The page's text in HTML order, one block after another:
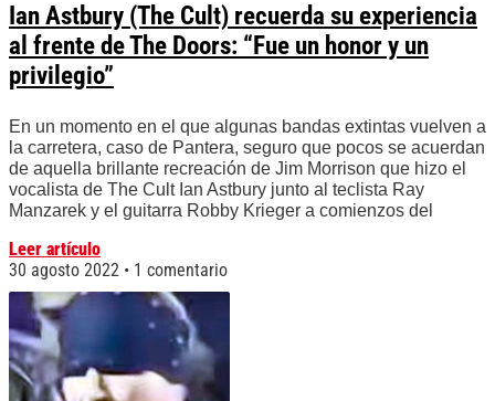
Ian Astbury (The Cult) recuerda su experiencia
al frente de The Doors: “Fue un honor y un
privilegio”
En un momento en el que algunas bandas extintas vuelven a
la carretera, caso de Pantera, seguro que pocos se acuerdan
de aquella brillante recreación de Jim Morrison que hizo el
vocalista de The Cult Ian Astbury junto al teclista Ray
Manzarek y el guitarra Robby Krieger a comienzos del
Leer artículo
30 agosto 2022
1 comentario